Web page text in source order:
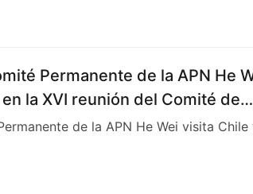
Permanente de la APN He
la XVI reunión del Comité de
China-Chile
de la APN He Wei visita Chile